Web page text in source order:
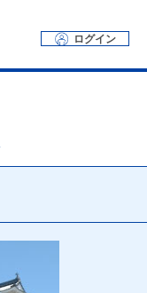
ログイン